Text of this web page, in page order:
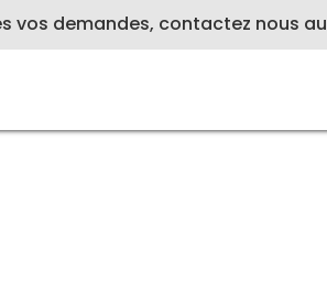
vos demandes, contactez nous au